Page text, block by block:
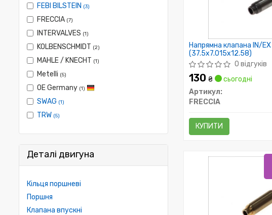
FEBI BILSTEIN (3)
FRECCIA (7)
INTERVALVES (1)
KOLBENSCHMIDT (2)
MAHLE / KNECHT (1)
Metelli (5)
OE Germany (1)
SWAG (1)
TRW (5)
Деталі двигуна
Кільця поршневі
Поршня
Клапана впускні
Напрямна клапана IN/EX
(37.5x7.015x12.58)
0 відгуків
130 ₴
сьогодні
Артикул:
FRECCIA
КУПИТИ